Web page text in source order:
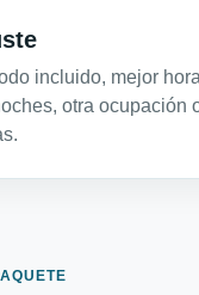
incluido, mejor
otra ocupación